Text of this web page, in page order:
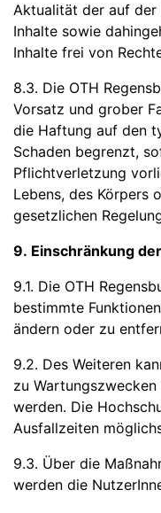
Aktualität der auf
Inhalte sowie
Inhalte frei von
8.3. Die OTH
Vorsatz und grober
die Haftung auf den
Schaden begrenzt,
Pflichtverletzung
Lebens, des Körpers
gesetzlichen
9. Einschränkung
9.1. Die OTH
bestimmte
ändern oder zu
9.2. Des Weiteren
zu
werden. Die
Ausfallzeiten
9.3. Über die
werden die